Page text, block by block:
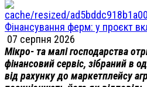
Фінансування ферм: у проєкт
07 серпня 2026
Мікро- та малі господарства
фінансовий сервіс, зібраний в
від рахунку до маркетплейсу